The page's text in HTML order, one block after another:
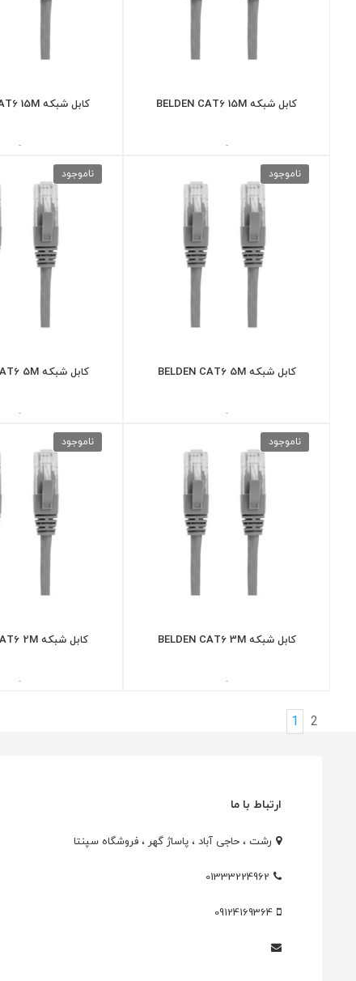
کابل شبکه BELDEN CAT6 15M
-
کابل شبکه BELDEN CAT6 15M
-
ناموجود
کابل شبکه BELDEN CAT6 5M
-
ناموجود
کابل شبکه BELDEN CAT6 5M
-
ناموجود
کابل شبکه BELDEN CAT6 3M
-
ناموجود
کابل شبکه BELDEN CAT6 2M
-
1 2
ارتباط با ما
رشت ، حاجی آباد ، پاساژ گهر ، فروشگاه سپنتا
01333224962
09124169364